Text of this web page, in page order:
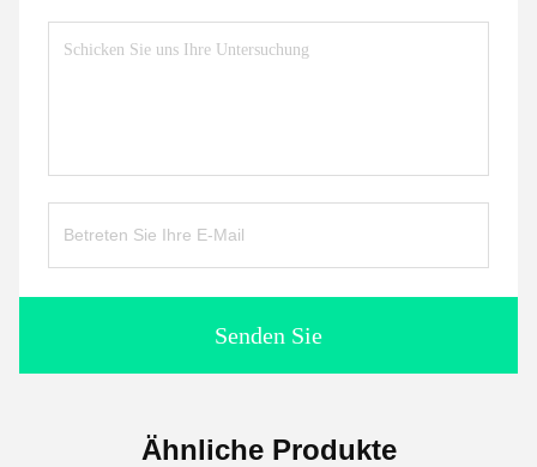
Senden Sie
Ähnliche Produkte